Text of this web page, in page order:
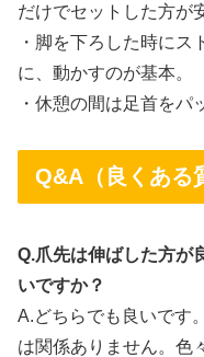
だけでセットした方が
・脚を下ろした時にス
に、動かすのが基本。
・休憩の間は足首をパ
Q&A（良くある
Q.爪先は伸ばした方が
いですか？
A.どちらでも良いです
は関係ありません。色